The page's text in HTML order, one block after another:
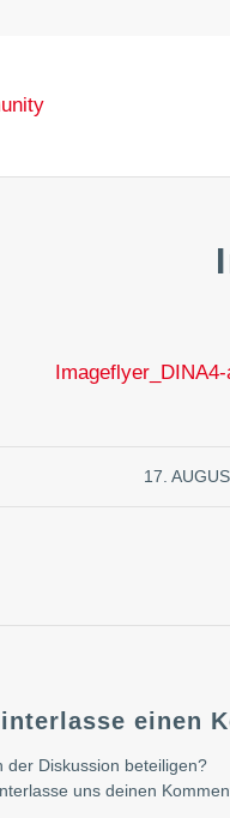
Imageflyer_DINA4-
17. /
einen
der Diskussion beteiligen?
uns deinen